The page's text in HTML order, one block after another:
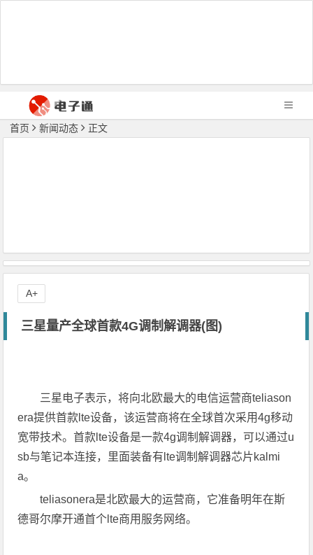
首页 新闻动态 正文
三星量产全球首款4G调制解调器(图)
三星电子表示，将向北欧最大的电信运营商teliason
era提供首款lte设备，该运营商将在全球首次采用4g移动
宽带技术。首款lte设备是一款4g调制解调器，可以通过u
sb与笔记本连接，里面装备有lte调制解调器芯片kalmi
a。
teliasonera是北欧最大的运营商，它准备明年在斯
德哥尔摩开通首个lte商用服务网络。
A+